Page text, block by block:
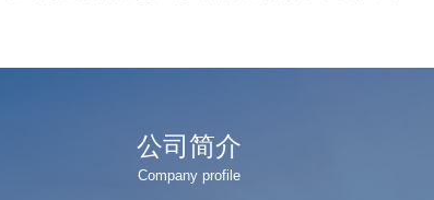
公司简介
Company profile